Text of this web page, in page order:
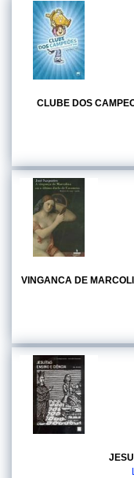
CLUBE DOS
VINGANCA DE